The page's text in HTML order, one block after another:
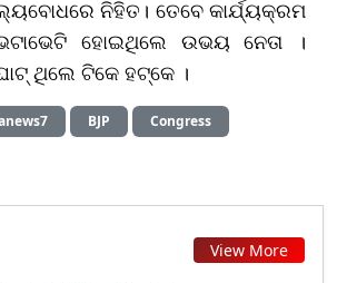
ନିହିତ। ତେବେ କାର୍ଯ୍ୟକ୍ରମ
ହୋଇଥିଲେ ଉଭୟ ନେତା ।
ଥିଲେ ଟିକେ ହଟ୍କେ ।
BJP Congress
View More